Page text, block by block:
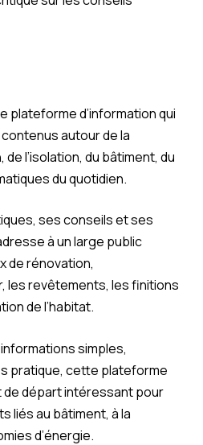
plateforme d’information qui
autour de la
l’isolation, du bâtiment, du
du quotidien.
ses conseils et ses
à un large public
de rénovation,
les revêtements, les finitions
de l’habitat.
simples,
pratique, cette plateforme
départ intéressant pour
liés au bâtiment, à la
d’énergie.